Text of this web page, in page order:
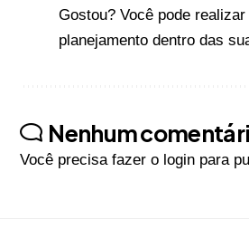
Gostou? Você pode
planejamento dentro das
Nenhum
Você precisa fazer o login para